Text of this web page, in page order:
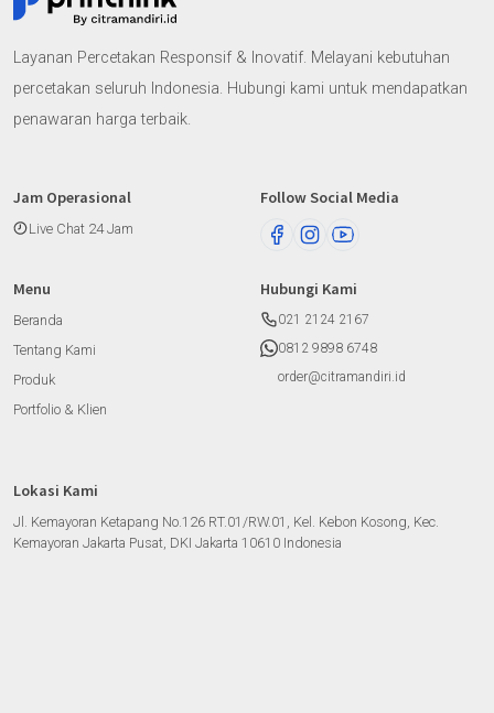
Layanan Percetakan Responsif & Inovatif. Melayani kebutuhan
percetakan seluruh Indonesia. Hubungi kami untuk mendapatkan
penawaran harga terbaik.
Jam Operasional
Live Chat 24 Jam
Follow Social Media
Menu
Beranda
Tentang Kami
Produk
Portfolio & Klien
Hubungi Kami
021 2124 2167
0812 9898 6748
order@citramandiri.id
Lokasi Kami
Jl. Kemayoran Ketapang No.126 RT.01/RW.01, Kel. Kebon Kosong, Kec.
Kemayoran Jakarta Pusat, DKI Jakarta 10610 Indonesia